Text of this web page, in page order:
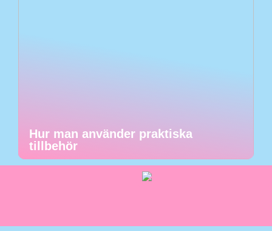
Hur man använder praktiska
tillbehör